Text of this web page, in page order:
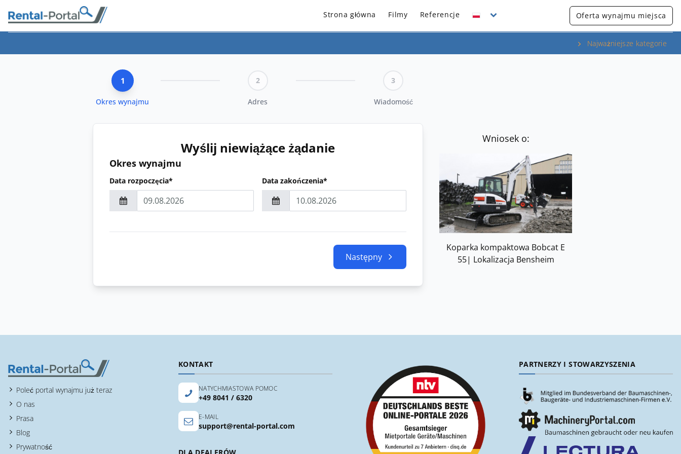
Strona główna Filmy Referencje Oferta wynajmu miejsca
Najważniejsze kategorie
1
Okres wynajmu
2
Adres
3
Wiadomość
Wyślij niewiążące żądanie
Okres wynajmu
Data rozpoczęcia* Data zakończenia*
Następny
Wniosek o:
Koparka kompaktowa Bobcat E
55| Lokalizacja Bensheim
Poleć portal wynajmu już teraz
O nas
Prasa
Blog
Prywatność
KONTAKT
NATYCHMIASTOWA POMOC
+49 8041 / 6320
E-MAIL
support@rental-portal.com
PARTNERZY I STOWARZYSZENIA